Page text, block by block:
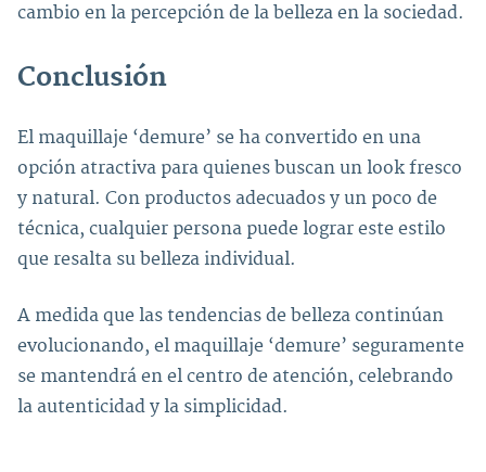
cambio en la percepción de la belleza en la sociedad.
Conclusión
El maquillaje ‘demure’ se ha convertido en una
opción atractiva para quienes buscan un look fresco
y natural. Con productos adecuados y un poco de
técnica, cualquier persona puede lograr este estilo
que resalta su belleza individual.
A medida que las tendencias de belleza continúan
evolucionando, el maquillaje ‘demure’ seguramente
se mantendrá en el centro de atención, celebrando
la autenticidad y la simplicidad.